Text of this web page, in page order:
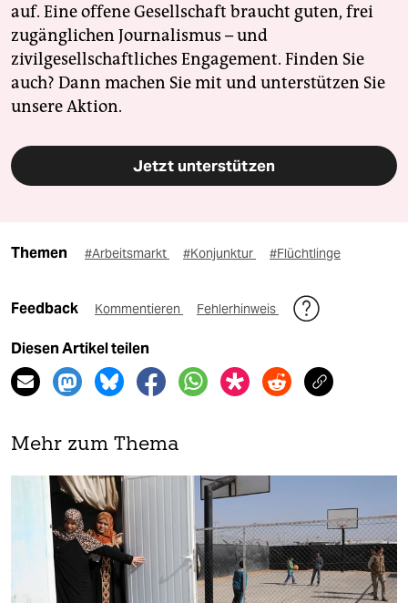
auf. Eine offene Gesellschaft braucht guten, frei
zugänglichen Journalismus – und
zivilgesellschaftliches Engagement. Finden Sie
auch? Dann machen Sie mit und unterstützen Sie
unsere Aktion.
Jetzt unterstützen
Themen #Arbeitsmarkt #Konjunktur #Flüchtlinge
Feedback Kommentieren Fehlerhinweis
Diesen Artikel teilen
Mehr zum Thema